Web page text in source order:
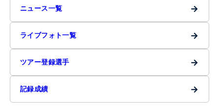
ニュース一覧 →
ライブフォト一覧 →
ツアー登録選手 →
記録成績 →